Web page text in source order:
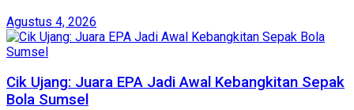
Agustus 4, 2026
Cik Ujang: Juara EPA Jadi Awal Kebangkitan Sepak
Bola Sumsel